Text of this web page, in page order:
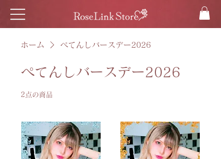
ホーム ぺてんしバースデー2026
ぺてんしバースデー2026
2点の商品